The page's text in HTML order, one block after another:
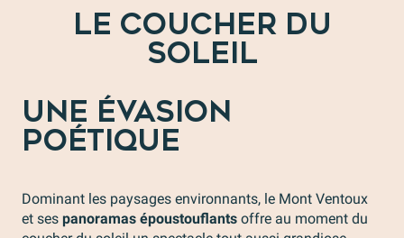
LE COUCHER DU
SOLEIL
UNE ÉVASION
POÉTIQUE
Dominant les paysages environnants, le Mont Ventoux
et ses panoramas époustouflants offre au moment du